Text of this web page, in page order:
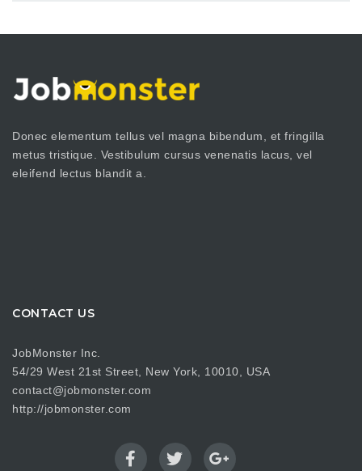
Donec elementum tellus vel magna bibendum, et fringilla
metus tristique. Vestibulum cursus venenatis lacus, vel
eleifend lectus blandit a.
CONTACT US
JobMonster Inc.
54/29 West 21st Street, New York, 10010, USA
contact@jobmonster.com
http://jobmonster.com